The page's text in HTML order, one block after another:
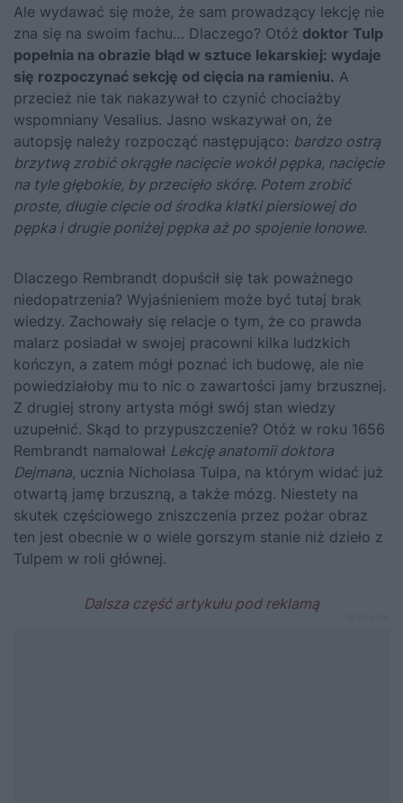
Ale wydawać się może, że sam prowadzący lekcję nie
zna się na swoim fachu… Dlaczego? Otóż doktor Tulp
popełnia na obrazie błąd w sztuce lekarskiej: wydaje
się rozpoczynać sekcję od cięcia na ramieniu. A
przecież nie tak nakazywał to czynić chociażby
wspomniany Vesalius. Jasno wskazywał on, że
autopsję należy rozpocząć następująco: bardzo ostrą
brzytwą zrobić okrągłe nacięcie wokół pępka, nacięcie
na tyle głębokie, by przecięło skórę. Potem zrobić
proste, długie cięcie od środka klatki piersiowej do
pępka i drugie poniżej pępka aż po spojenie łonowe.
Dlaczego Rembrandt dopuścił się tak poważnego
niedopatrzenia? Wyjaśnieniem może być tutaj brak
wiedzy. Zachowały się relacje o tym, że co prawda
malarz posiadał w swojej pracowni kilka ludzkich
kończyn, a zatem mógł poznać ich budowę, ale nie
powiedziałoby mu to nic o zawartości jamy brzusznej.
Z drugiej strony artysta mógł swój stan wiedzy
uzupełnić. Skąd to przypuszczenie? Otóż w roku 1656
Rembrandt namalował Lekcję anatomii doktora
Dejmana, ucznia Nicholasa Tulpa, na którym widać już
otwartą jamę brzuszną, a także mózg. Niestety na
skutek częściowego zniszczenia przez pożar obraz
ten jest obecnie w o wiele gorszym stanie niż dzieło z
Tulpem w roli głównej.